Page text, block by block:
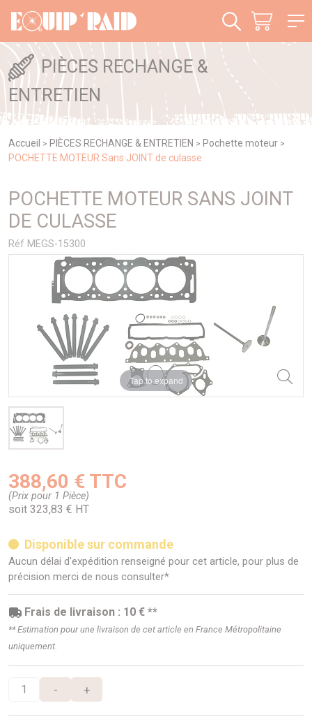
PIÈCES RECHANGE &
ENTRETIEN
Accueil > PIÈCES RECHANGE & ENTRETIEN > Pochette moteur >
POCHETTE MOTEUR Sans JOINT de culasse
POCHETTE MOTEUR SANS JOINT
DE CULASSE
Réf MEGS-15300
Tap to expand
388,60 € TTC
(Prix pour 1 Pièce)
soit 323,83 € HT
Disponible sur commande
Aucun délai d'expédition renseigné pour cet article, pour plus de
précision merci de nous consulter*
Frais de livraison : 10 € **
** Estimation pour une livraison de cet article en France Métropolitaine
uniquement.
- +
Panneau de gestion des cookies